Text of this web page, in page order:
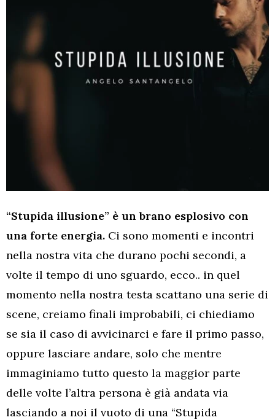
“Stupida illusione” è un brano esplosivo con
una forte energia. Ci sono momenti e incontri
nella nostra vita che durano pochi secondi, a
volte il tempo di uno sguardo, ecco.. in quel
momento nella nostra testa scattano una serie di
scene, creiamo finali improbabili, ci chiediamo
se sia il caso di avvicinarci e fare il primo passo,
oppure lasciare andare, solo che mentre
immaginiamo tutto questo la maggior parte
delle volte l’altra persona è già andata via
lasciando a noi il vuoto di una “Stupida